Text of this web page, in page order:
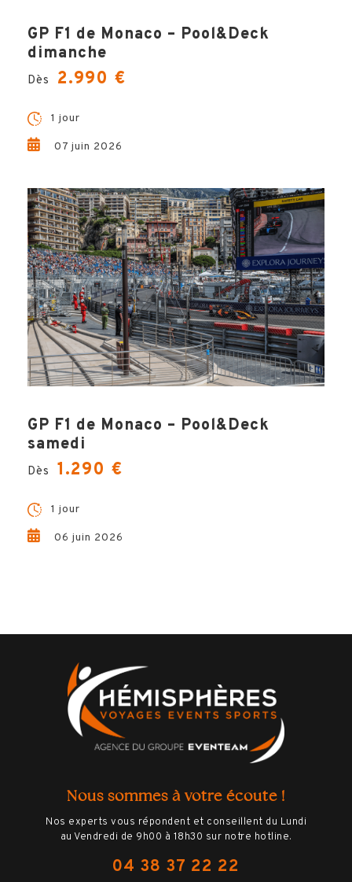
GP F1 de Monaco – Pool&Deck
dimanche
Dès 2.990 €
1 jour
07 juin 2026
GP F1 de Monaco – Pool&Deck
samedi
Dès 1.290 €
1 jour
06 juin 2026
Nous sommes à votre écoute !
Nos experts vous répondent et conseillent du Lundi
au Vendredi de 9h00 à 18h30 sur notre hotline.
04 38 37 22 22